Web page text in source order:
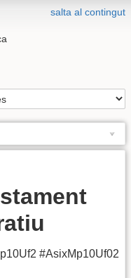
salta al contingut
#AsixMp10Uf02